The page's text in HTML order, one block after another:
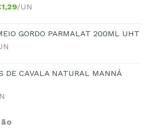
1,29/UN
GORDO PARMALAT 200ML UHT
DE CAVALA NATURAL MANNÁ